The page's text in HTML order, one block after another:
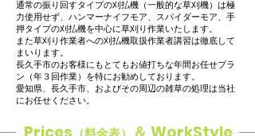
通常の振り回すタイプの刈払機（一般的な草刈機）は極
力使用せず、ハンマーナイフモア、スパイダーモア、手
押タイプの刈払機を中心に草刈り作業いたします。
また草刈り作業者への刈払機取扱作業者講習は徹底して
まいります。
​長久手市のお客様にもとてもお値打ちな年間お任せプラ
ン（年３回作業）を特にお勧めしております。
​愛知県、長久手市、およびその周辺の雑草の処理は当社
にお任せください。